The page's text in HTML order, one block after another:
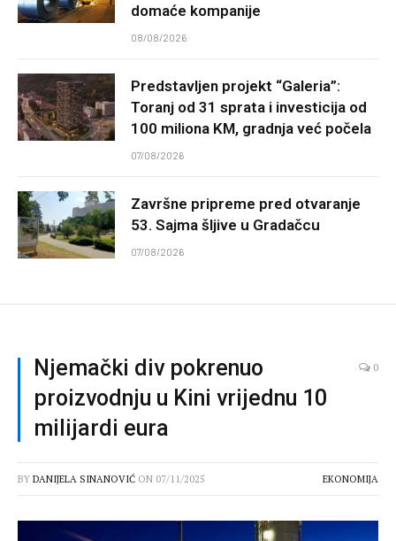
domaće kompanije
08/08/2026
Predstavljen projekt “Galeria”:
Toranj od 31 sprata i investicija od
100 miliona KM, gradnja već počela
07/08/2026
Završne pripreme pred otvaranje
53. Sajma šljive u Gradačcu
07/08/2026
Njemački div pokrenuo
proizvodnju u Kini vrijednu 10
milijardi eura
0
BY DANIJELA SINANOVIĆ ON 07/11/2025 EKONOMIJA